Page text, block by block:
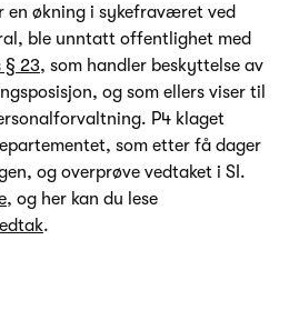
en økning i sykefraværet ved
ble unntatt offentlighet med
§ 23, som handler beskyttelse av
og som ellers viser til
P4 klaget
som etter få dager
og overprøve vedtaket i SI.
, og her kan du lese
.